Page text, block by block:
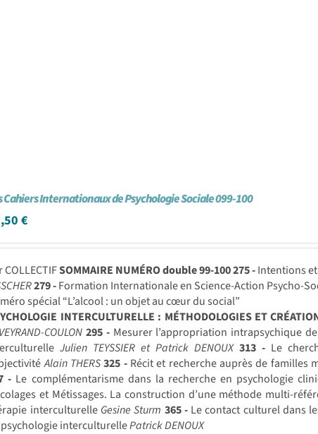
Cahiers Internationaux de Psychologie Sociale 099-100
€
COLLECTIFSOMMAIRE NUMÉRO double 99-100275 -Intentions
279 -Formation Internationale en Science-Action Psycho-
spécial “L’alcool : un objet au cœur du social”
INTERCULTURELLE : MÉTHODOLOGIES ET
COULON 295 -Mesurer l’appropriation intrapsychique
Julien TEYSSIER et Patrick DENOUX 313 -Le
Alain THERS325 -Récit et recherche auprès de familles
- Le complémentarisme dans la recherche en psychologie
et Métissages. La construction d’une méthode multi-
interculturelle Gesine Sturm 365 -Le contact culturel dans
interculturellePatrick DENOUX